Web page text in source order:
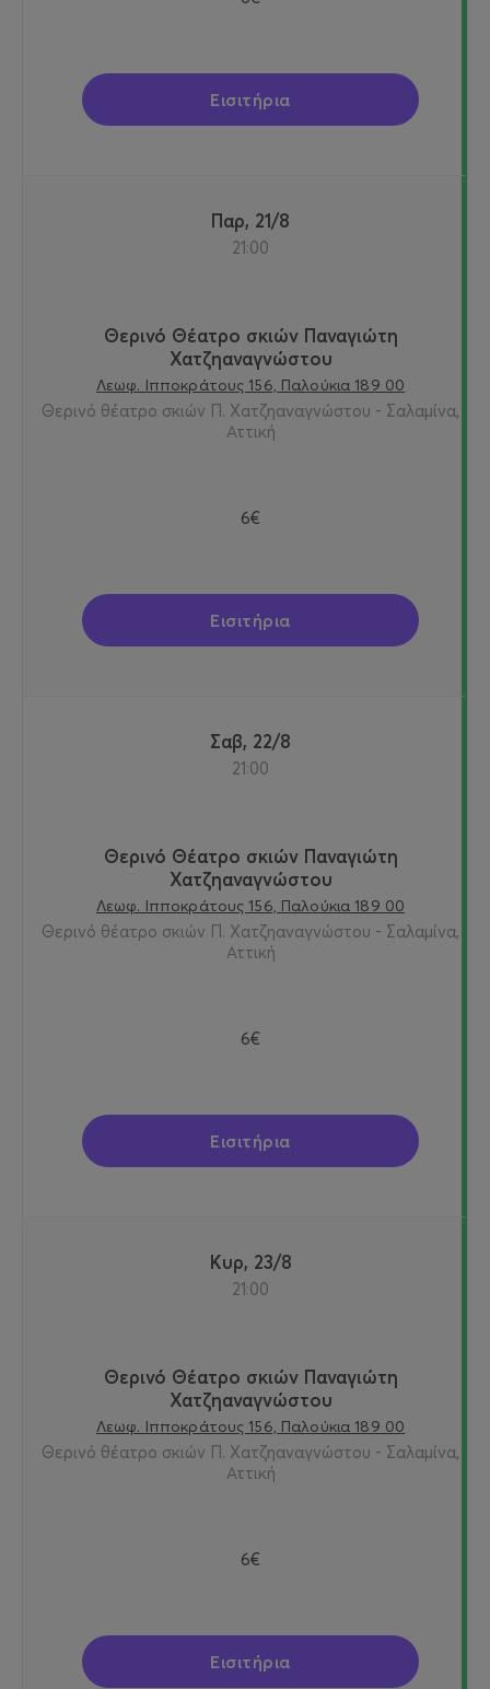
Εισιτήρια
Παρ, 21/8
21:00
Θερινό Θέατρο σκιών Παναγιώτη
Χατζηαναγνώστου
Λεωφ. Ιπποκράτους 156, Παλούκια 189 00
Θερινό θέατρο σκιών Π. Χατζηαναγνώστου - Σαλαμίνα,
Αττική
6€
Εισιτήρια
Σαβ, 22/8
21:00
Θερινό Θέατρο σκιών Παναγιώτη
Χατζηαναγνώστου
Λεωφ. Ιπποκράτους 156, Παλούκια 189 00
Θερινό θέατρο σκιών Π. Χατζηαναγνώστου - Σαλαμίνα,
Αττική
6€
Εισιτήρια
Κυρ, 23/8
21:00
Θερινό Θέατρο σκιών Παναγιώτη
Χατζηαναγνώστου
Λεωφ. Ιπποκράτους 156, Παλούκια 189 00
Θερινό θέατρο σκιών Π. Χατζηαναγνώστου - Σαλαμίνα,
Αττική
6€
Εισιτήρια